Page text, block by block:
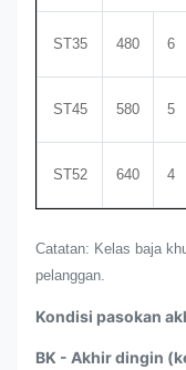
ST35 480 6
ST45 580 5
ST52 640 4
Catatan: Kelas baja
pelanggan.
Kondisi pasokan
BK - Akhir dingin